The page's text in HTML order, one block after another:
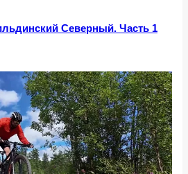
Северный. Часть 1